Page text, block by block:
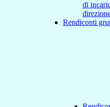
di
Rendiconti